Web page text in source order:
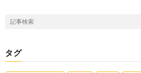
タグ